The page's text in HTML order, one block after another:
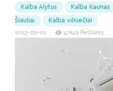
Kalba Alytus Kalba Kaunas
Šiauliai Kalba vilniečiai
2023-02-01 47640 Peržiūros